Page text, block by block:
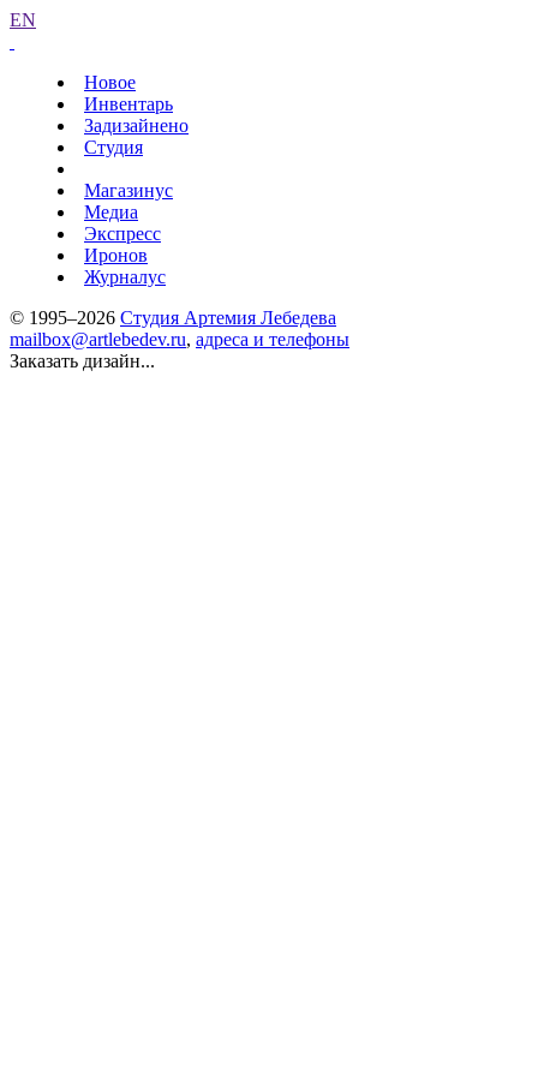
EN
Новое
Инвентарь
Задизайнено
Студия
Магазинус
Медиа
Экспресс
Иронов
Журналус
© 1995–2026 Студия Артемия Лебедева
mailbox@artlebedev.ru, адреса и телефоны
Заказать дизайн...